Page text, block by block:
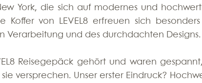
York, die sich auf modernes und
Koffer von LEVEL8 erfreuen sich
Verarbeitung und des durchdachten Designs.
Reisegepäck gehört und waren
versprechen. Unser erster Eindruck?